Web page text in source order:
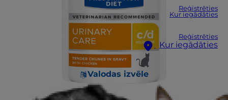
Reģistrēties
Kur iegādāties
Reģistrēties
Kur iegādāties
Valodas izvēle